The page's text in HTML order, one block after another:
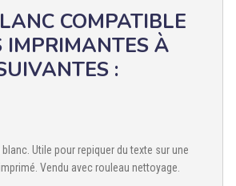
COMPATIBLE
IMPRIMANTES À
:
Utile pour repiquer du texte sur une
Vendu avec rouleau nettoyage.